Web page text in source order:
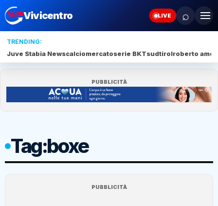
Vivicentro LIVE ⌕
TRENDING:
Juve Stabia Newscalciomercatoserie BKTsudtirolroberto
PUBBLICITÀ
Tag:boxe
PUBBLICITÀ